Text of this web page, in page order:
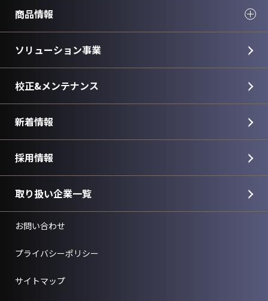
商品情報
ソリューション事業
校正&メンテナンス
新着情報
採用情報
取り扱い企業一覧
お問い合わせ
プライバシーポリシー
サイトマップ